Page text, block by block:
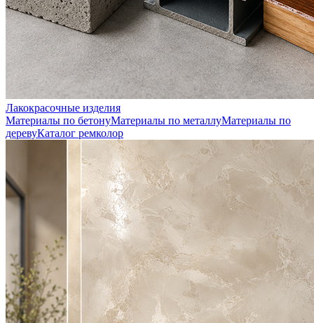
Лакокрасочные изделия
Материалы по бетонуМатериалы по металлуМатериалы по
деревуКаталог ремколор